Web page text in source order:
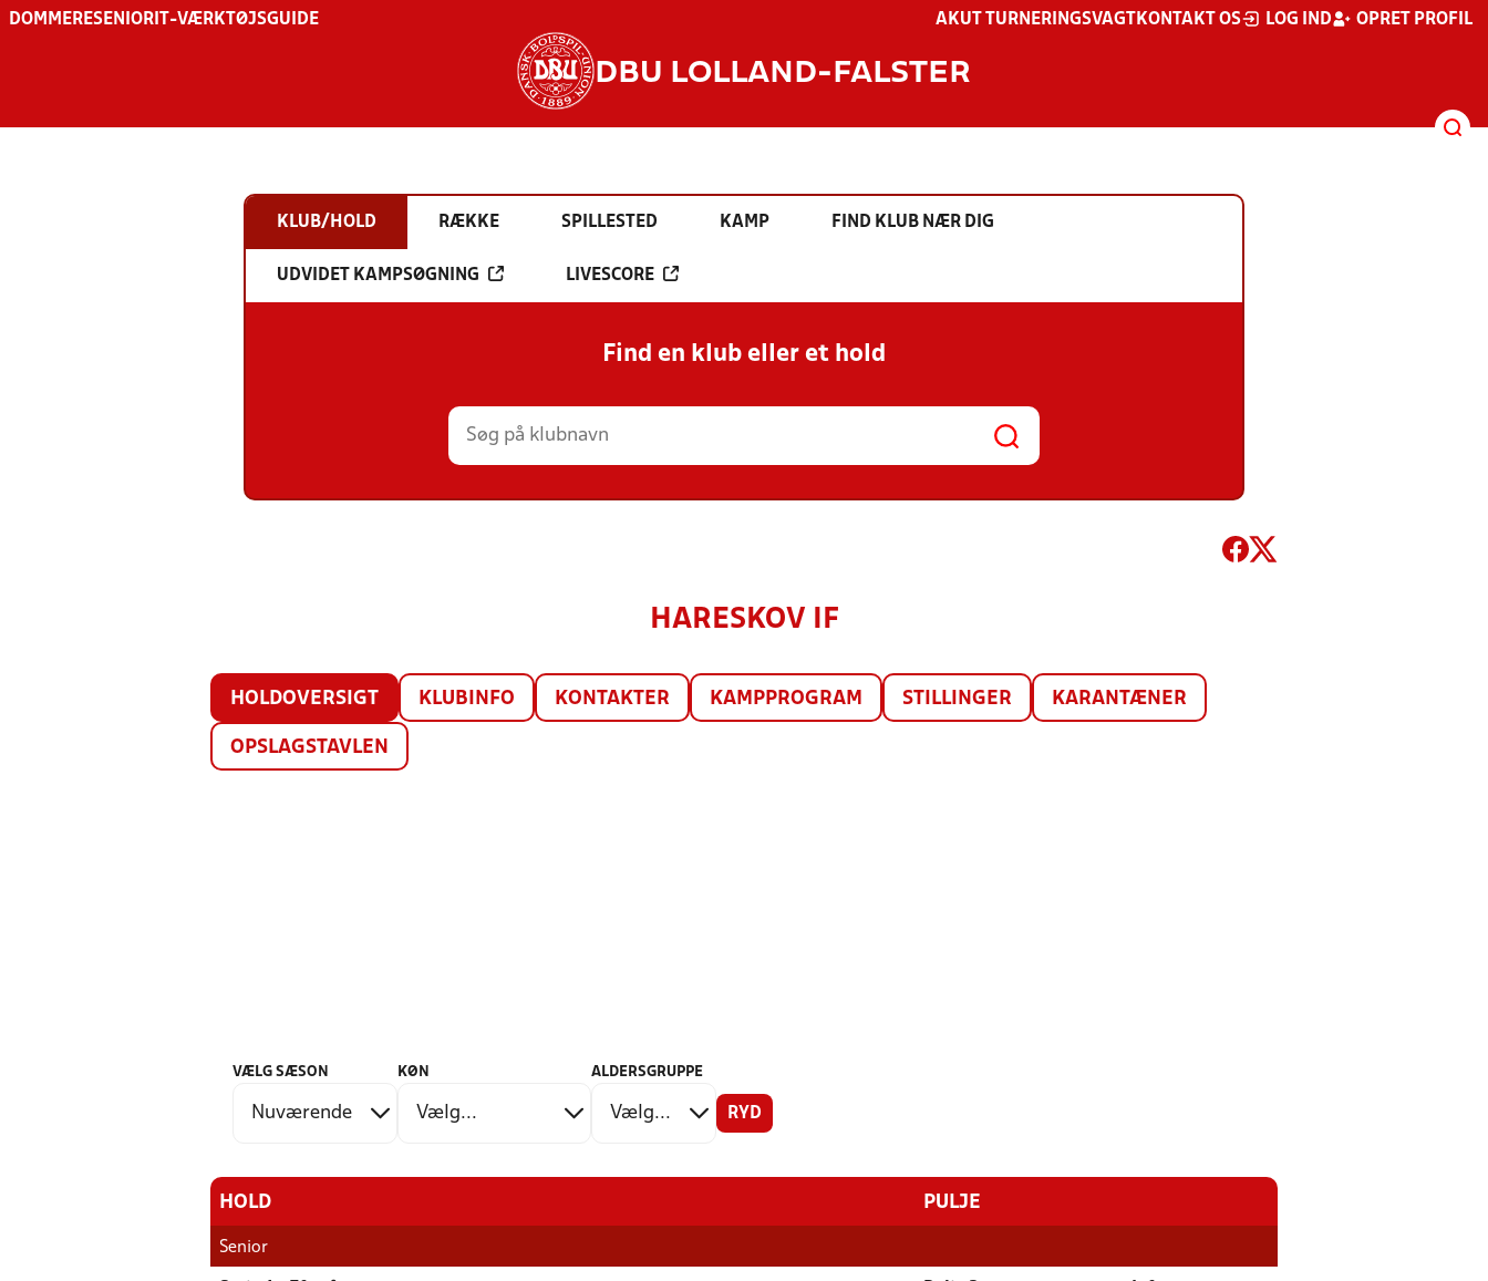
DOMMERESENIOR IT-VÆRKTØJSGUIDE AKUT TURNERINGSVAGT KONTAKT OS LOG IND OPRET PROFIL
DBU LOLLAND-FALSTER
KLUB/HOLD RÆKKE SPILLESTED KAMP FIND KLUB NÆR DIG
UDVIDET KAMPSØGNING LIVESCORE
Find en klub eller et hold
HARESKOV IF
HOLDOVERSIGT KLUBINFO KONTAKTER KAMPPROGRAM STILLINGER KARANTÆNER
OPSLAGSTAVLEN
VÆLG SÆSON KØN ALDERSGRUPPE
RYD
HOLD PULJE
Senior